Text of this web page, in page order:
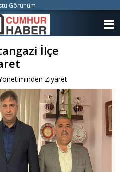
İlçe
Ziyaret
Görünüm
ANKETLER
FOTO GALERİ
VİDEO GALERİ
KÜNYE